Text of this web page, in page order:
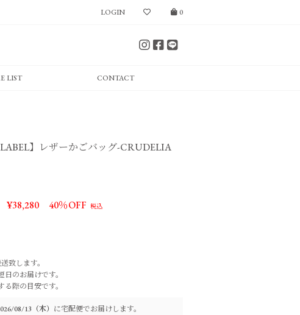
LOGIN 0
LIST CONTACT
】レザーかごバッグ-CRUDELIA
¥38,280 40％OFF
致します。
のお届けです。
際の目安です。
08/13（木） に宅配便でお届けします。